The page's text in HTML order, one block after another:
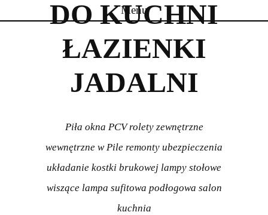
Menu
DO KUCHNI
ŁAZIENKI
JADALNI
Piła okna PCV rolety zewnętrzne
wewnętrzne w Pile remonty ubezpieczenia
układanie kostki brukowej lampy stołowe
wiszące lampa sufitowa podłogowa salon
kuchnia